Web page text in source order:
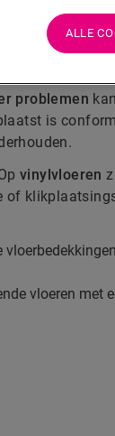
bijv. dat
, terwijl
problemen
is
vinylvloeren
of
vloeren met
ALLE